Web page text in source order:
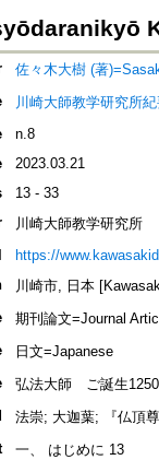
佐々木大樹 (著
川崎大師教学研究所
n.8
2023.03.21
13 - 33
川崎大師教学研究所
https://
川崎市, 日本
期刊論文=Journal
日文=Japanese
弘法大師 ご誕生
法崇; 大迦葉; 『仏頂
一、 はじめに 13